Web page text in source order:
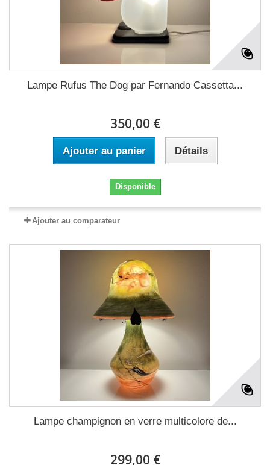
Lampe Rufus The Dog par Fernando Cassetta...
350,00 €
Ajouter au panier Détails
Disponible
Ajouter au comparateur
Lampe champignon en verre multicolore de...
299,00 €